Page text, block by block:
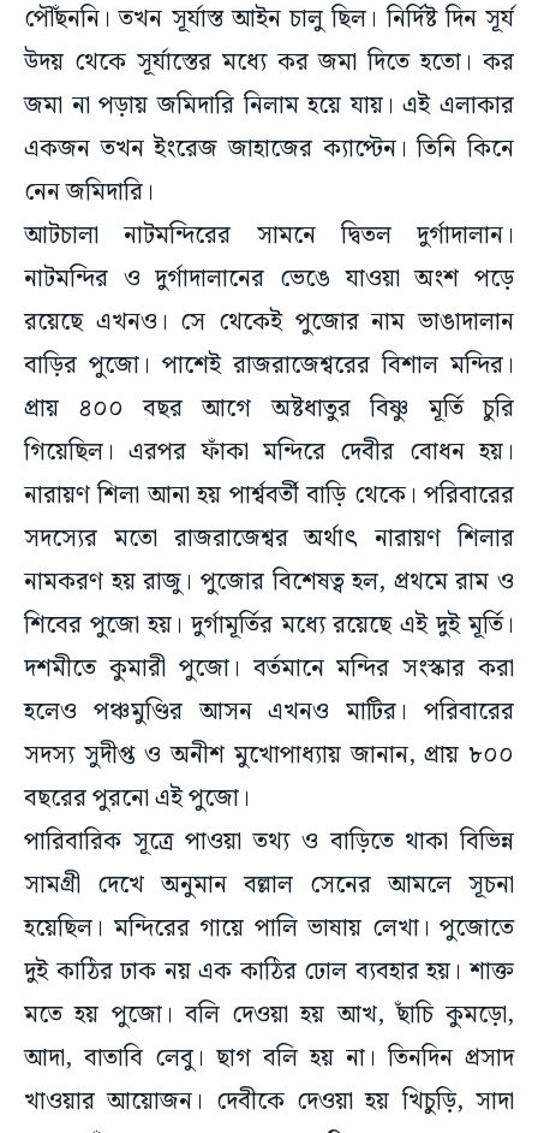
পৌঁছননি। তখন সূর্যাস্ত আইন চালু ছিল। নির্দিষ্ট দিন সূর্য
উদয় থেকে সূর্যাস্তের মধ্যে কর জমা দিতে হতো। কর
জমা না পড়ায় জমিদারি নিলাম হয়ে যায়। এই এলাকার
একজন তখন ইংরেজ জাহাজের ক্যাপ্টেন। তিনি কিনে
নেন জমিদারি।
আটচালা নাটমন্দিরের সামনে দ্বিতল দুর্গাদালান।
নাটমন্দির ও দুর্গাদালানের ভেঙে যাওয়া অংশ পড়ে
রয়েছে এখনও। সে থেকেই পুজোর নাম ভাঙাদালান
বাড়ির পুজো। পাশেই রাজরাজেশ্বরের বিশাল মন্দির।
প্রায় ৪০০ বছর আগে অষ্টধাতুর বিষ্ণু মূর্তি চুরি
গিয়েছিল। এরপর ফাঁকা মন্দিরে দেবীর বোধন হয়।
নারায়ণ শিলা আনা হয় পার্শ্ববর্তী বাড়ি থেকে। পরিবারের
সদস্যের মতো রাজরাজেশ্বর অর্থাৎ নারায়ণ শিলার
নামকরণ হয় রাজু। পুজোর বিশেষত্ব হল, প্রথমে রাম ও
শিবের পুজো হয়। দুর্গামূর্তির মধ্যে রয়েছে এই দুই মূর্তি।
দশমীতে কুমারী পুজো। বর্তমানে মন্দির সংস্কার করা
হলেও পঞ্চমুণ্ডির আসন এখনও মাটির। পরিবারের
সদস্য সুদীপ্ত ও অনীশ মুখোপাধ্যায় জানান, প্রায় ৮০০
বছরের পুরনো এই পুজো।
পারিবারিক সূত্রে পাওয়া তথ্য ও বাড়িতে থাকা বিভিন্ন
সামগ্রী দেখে অনুমান বল্লাল সেনের আমলে সূচনা
হয়েছিল। মন্দিরের গায়ে পালি ভাষায় লেখা। পুজোতে
দুই কাঠির ঢাক নয় এক কাঠির ঢোল ব্যবহার হয়। শাক্ত
মতে হয় পুজো। বলি দেওয়া হয় আখ, ছাঁচি কুমড়ো,
আদা, বাতাবি লেবু। ছাগ বলি হয় না। তিনদিন প্রসাদ
খাওয়ার আয়োজন। দেবীকে দেওয়া হয় খিচুড়ি, সাদা